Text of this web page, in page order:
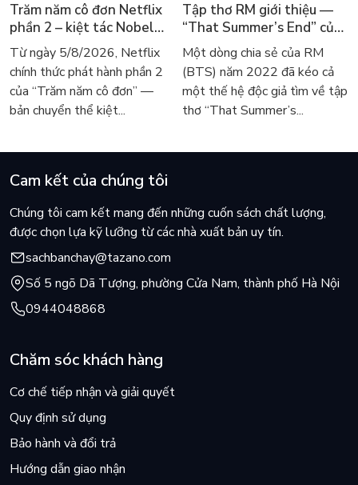
Trăm năm cô đơn Netflix
phần 2 – kiệt tác Nobel
trở lại màn ảnh, dòng
người tìm đọc lại García
Márquez
Từ ngày 5/8/2026, Netflix
chính thức phát hành phần 2
của “Trăm năm cô đơn” —
bản chuyển thể kiệt...
Tập thơ RM giới thiệu —
“That Summer’s End” của
Lee Seong-bok ra mắt bản
tiếng Anh sau 4 năm gây
sốt
Một dòng chia sẻ của RM
(BTS) năm 2022 đã kéo cả
một thế hệ độc giả tìm về tập
thơ “That Summer’s...
Cam kết của chúng tôi
Chúng tôi cam kết mang đến những cuốn sách chất lượng,
được chọn lựa kỹ lưỡng từ các nhà xuất bản uy tín.
sachbanchay@tazano.com
Số 5 ngõ Dã Tượng, phường Cửa Nam, thành phố Hà Nội
0944048868
Chăm sóc khách hàng
Cơ chế tiếp nhận và giải quyết
Quy định sử dụng
Bảo hành và đổi trả
Hướng dẫn giao nhận